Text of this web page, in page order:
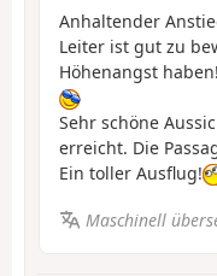
Anhaltender
Leiter ist gut zu
Höhenangst haben!
Sehr schöne
erreicht. Die
Ein toller Ausflug!
Maschinell